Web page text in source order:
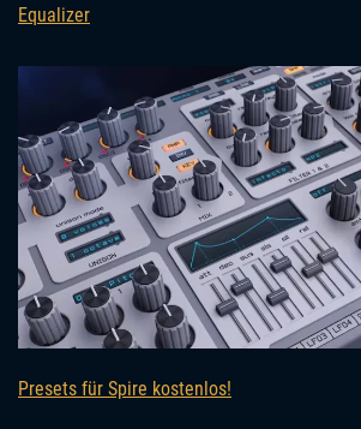
Equalizer
Presets für Spire kostenlos!